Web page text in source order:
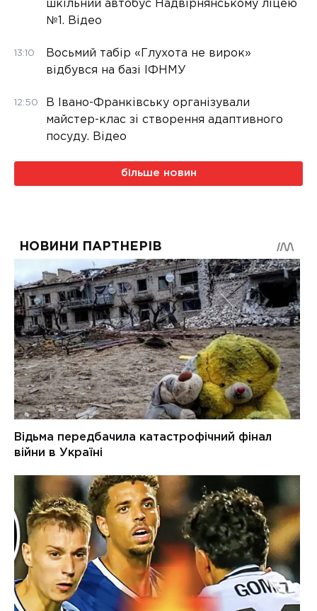
шкільний автобус Надвірнянському ліцею
№1. Відео
13:10
Восьмий табір «Глухота не вирок»
відбувся на базі ІФНМУ
12:50
В Івано-Франківську організували
майстер-клас зі створення адаптивного
посуду. Відео
більше новин